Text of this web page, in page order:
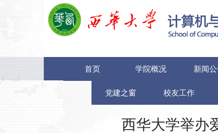
首页 学院概况 新闻
党建之窗 校友工作
西华大学举办